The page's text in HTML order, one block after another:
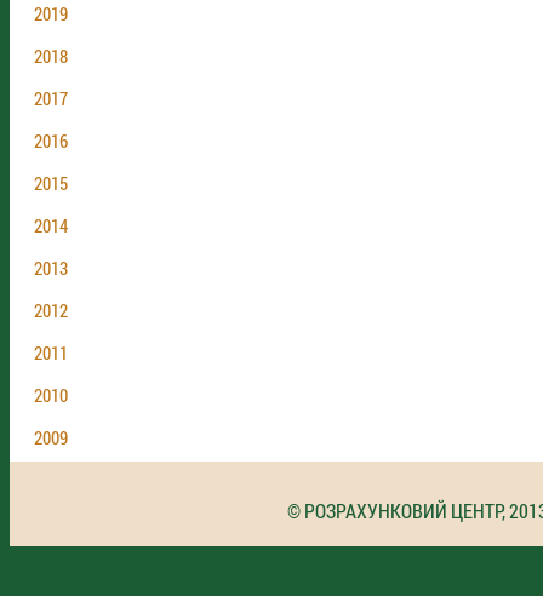
2019
2018
2017
2016
2015
2014
2013
2012
2011
2010
2009
© РОЗРАХУНКОВИЙ ЦЕНТР,